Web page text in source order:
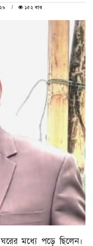
১৫২ বার
মধ্যে পড়ে ছিলেন।